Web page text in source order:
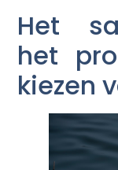
Het
het
kiezen